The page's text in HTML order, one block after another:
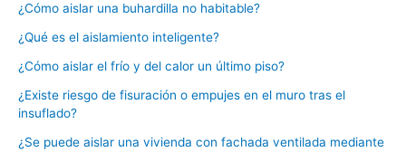
¿Cómo aislar una buhardilla no habitable?
¿Qué es el aislamiento inteligente?
¿Cómo aislar el frío y del calor un último piso?
¿Existe riesgo de fisuración o empujes en el muro tras el
insuflado?
¿Se puede aislar una vivienda con fachada ventilada mediante